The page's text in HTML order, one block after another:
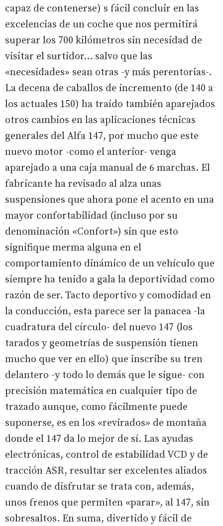
capaz de contenerse) s fácil concluir en las
excelencias de un coche que nos permitirá
superar los 700 kilómetros sin necesidad de
visitar el surtidor... salvo que las
«necesidades» sean otras -y más perentorias-.
La decena de caballos de incremento (de 140 a
los actuales 150) ha traído también aparejados
otros cambios en las aplicaciones técnicas
generales del Alfa 147, por mucho que este
nuevo motor -como el anterior- venga
aparejado a una caja manual de 6 marchas. El
fabricante ha revisado al alza unas
suspensiones que ahora pone el acento en una
mayor confortabilidad (incluso por su
denominación «Confort») sin que esto
signifique merma alguna en el
comportamiento dinámico de un vehículo que
siempre ha tenido a gala la deportividad como
razón de ser. Tacto deportivo y comodidad en
la conducción, esta parece ser la panacea -la
cuadratura del círculo- del nuevo 147 (los
tarados y geometrías de suspensión tienen
mucho que ver en ello) que inscribe su tren
delantero -y todo lo demás que le sigue- con
precisión matemática en cualquier tipo de
trazado aunque, como fácilmente puede
suponerse, es en los «revirados» de montaña
donde el 147 da lo mejor de sí. Las ayudas
electrónicas, control de estabilidad VCD y de
tracción ASR, resultar ser excelentes aliados
cuando de disfrutar se trata con, además,
unos frenos que permiten «parar», al 147, sin
sobresaltos. En suma, divertido y fácil de